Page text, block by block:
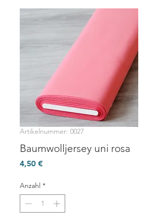
Artikelnummer: 0027
Baumwolljersey uni rosa
4,50 €Preis
Anzahl *